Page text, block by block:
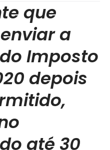
que
a
Imposto
depois
até 30